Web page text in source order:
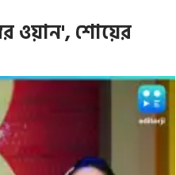
ওয়ান', শোয়ের